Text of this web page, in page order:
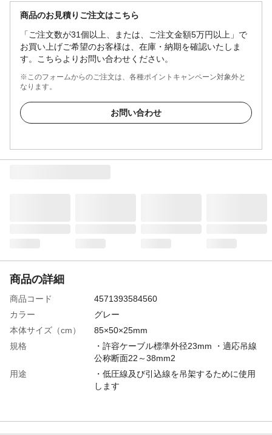
商品のお見積りご注文はこちら
「ご注文数が31個以上、または、ご注文金額5万円以上」で
お買い上げご希望のお客様は、在庫・納期を確認いたしま
す。こちらよりお問い合わせください。
※このフォームからのご注文は、各種ポイントキャンペーン対象外と
なります。
お問い合わせ
商品の詳細
商品コード
4571393584560
カラー
グレー
本体サイズ（cm）
85×50×25mm
規格
・許容ケーブル標準外径23mm ・適応吊線
公称断面22～38mm2
用途
・低圧線及び引込線を吊架するために使用
します